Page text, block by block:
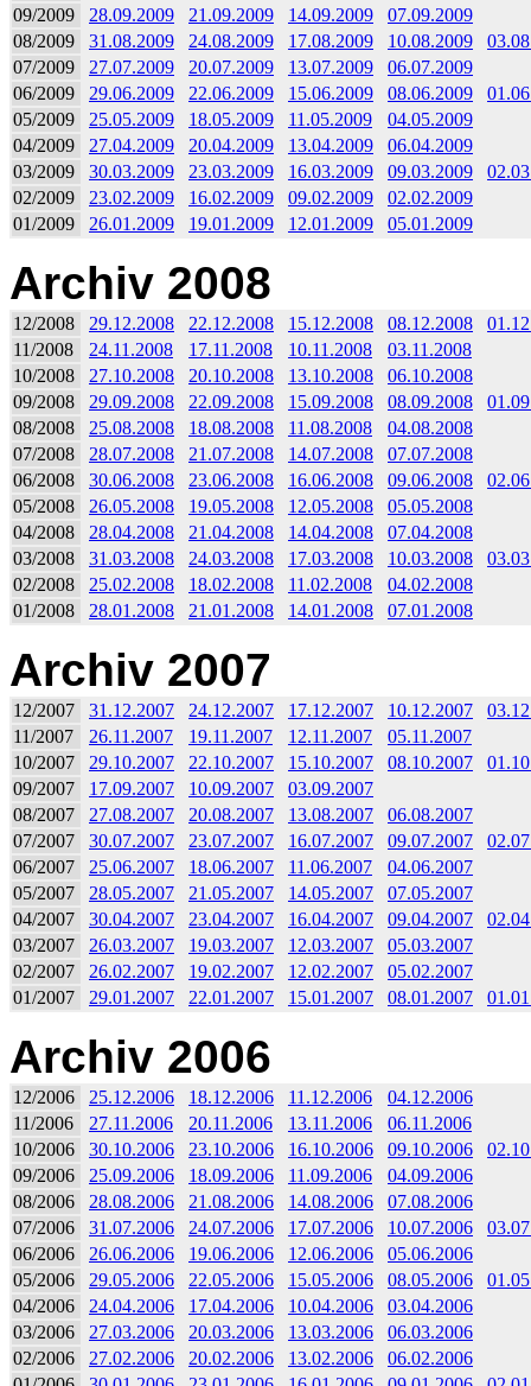
09/2009
28.09.2009 21.09.2009 14.09.2009
07.09.2009
08/2009
31.08.2009 24.08.2009 17.08.2009 10.08.2009
07/2009
27.07.2009 20.07.2009 13.07.2009
06.07.2009
06/2009
29.06.2009 22.06.2009 15.06.2009 08.06.2009
05/2009
25.05.2009 18.05.2009 11.05.2009
04.05.2009
04/2009
27.04.2009 20.04.2009 13.04.2009
06.04.2009
03/2009
30.03.2009 23.03.2009 16.03.2009 09.03.2009
02/2009
23.02.2009 16.02.2009 09.02.2009
02.02.2009
01/2009
26.01.2009 19.01.2009 12.01.2009 05.01.2009
Archiv 2008
12/2008 29.12.2008 22.12.2008 15.12.2008 08.12.2008
11/2008
24.11.2008 17.11.2008 10.11.2008
03.11.2008
10/2008
27.10.2008 20.10.2008 13.10.2008
06.10.2008
09/2008
29.09.2008 22.09.2008 15.09.2008 08.09.2008
08/2008
25.08.2008 18.08.2008 11.08.2008
04.08.2008
07/2008
28.07.2008 21.07.2008 14.07.2008
07.07.2008
06/2008
30.06.2008 23.06.2008 16.06.2008 09.06.2008
05/2008
26.05.2008 19.05.2008 12.05.2008
05.05.2008
04/2008
28.04.2008 21.04.2008 14.04.2008
07.04.2008
03/2008
31.03.2008 24.03.2008 17.03.2008 10.03.2008
02/2008
25.02.2008 18.02.2008 11.02.2008
04.02.2008
01/2008
28.01.2008 21.01.2008 14.01.2008 07.01.2008
Archiv 2007
12/2007 31.12.2007 24.12.2007 17.12.2007 10.12.2007
11/2007
26.11.2007 19.11.2007 12.11.2007
05.11.2007
10/2007
29.10.2007 22.10.2007 15.10.2007 08.10.2007
09/2007
17.09.2007 10.09.2007
03.09.2007
08/2007
27.08.2007 20.08.2007 13.08.2007
06.08.2007
07/2007
30.07.2007 23.07.2007 16.07.2007 09.07.2007
06/2007
25.06.2007 18.06.2007 11.06.2007
04.06.2007
05/2007
28.05.2007 21.05.2007 14.05.2007
07.05.2007
04/2007
30.04.2007 23.04.2007 16.04.2007 09.04.2007
03/2007
26.03.2007 19.03.2007 12.03.2007
05.03.2007
02/2007
26.02.2007 19.02.2007 12.02.2007
05.02.2007
01/2007
29.01.2007 22.01.2007 15.01.2007 08.01.2007
Archiv 2006
12/2006 25.12.2006 18.12.2006 11.12.2006
04.12.2006
11/2006
27.11.2006 20.11.2006 13.11.2006
06.11.2006
10/2006
30.10.2006 23.10.2006 16.10.2006 09.10.2006
09/2006
25.09.2006 18.09.2006 11.09.2006
04.09.2006
08/2006
28.08.2006 21.08.2006 14.08.2006
07.08.2006
07/2006
31.07.2006 24.07.2006 17.07.2006 10.07.2006
06/2006
26.06.2006 19.06.2006 12.06.2006
05.06.2006
05/2006
29.05.2006 22.05.2006 15.05.2006 08.05.2006
04/2006
24.04.2006 17.04.2006 10.04.2006
03.04.2006
03/2006
27.03.2006 20.03.2006 13.03.2006
06.03.2006
02/2006
27.02.2006 20.02.2006 13.02.2006
06.02.2006